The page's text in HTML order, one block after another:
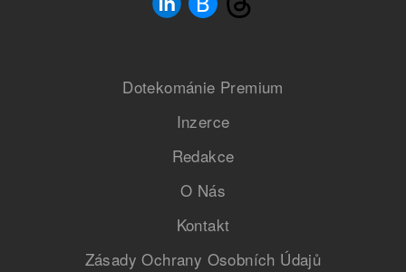
Dotekománie Premium
Inzerce
Redakce
O Nás
Kontakt
Zásady Ochrany Osobních Údajů